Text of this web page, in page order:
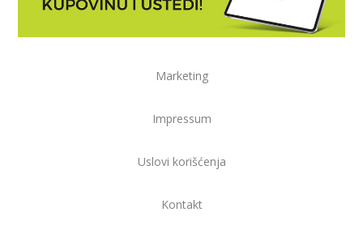
Marketing
Impressum
Uslovi korišćenja
Kontakt